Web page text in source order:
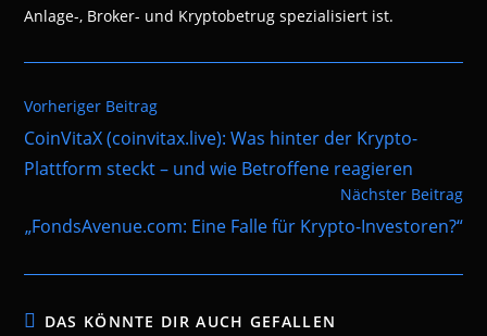
Anlage-, Broker- und Kryptobetrug spezialisiert ist.
Weitere
ansehen
Vorheriger Beitrag
CoinVitaX (coinvitax.live): Was hinter der Krypto-
Plattform steckt – und wie Betroffene reagieren
Nächster Beitrag
„FondsAvenue.com: Eine Falle für Krypto-Investoren?“
DAS KÖNNTE DIR AUCH GEFALLEN